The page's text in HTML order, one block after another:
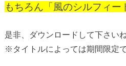
もちろん「風のシルフィー
是非、ダウンロードして下さいね
※タイトルによっては期間限定